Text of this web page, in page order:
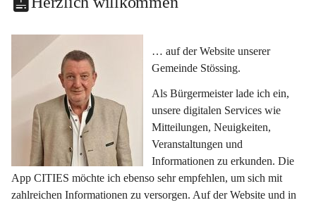
… auf der Website unserer
Gemeinde Stössing.
Als Bürgermeister lade ich ein,
unsere digitalen Services wie
Mitteilungen, Neuigkeiten,
Veranstaltungen und
Informationen zu erkunden. Die
App CITIES möchte ich ebenso sehr empfehlen, um sich mit
zahlreichen Informationen zu versorgen. Auf der Website und in